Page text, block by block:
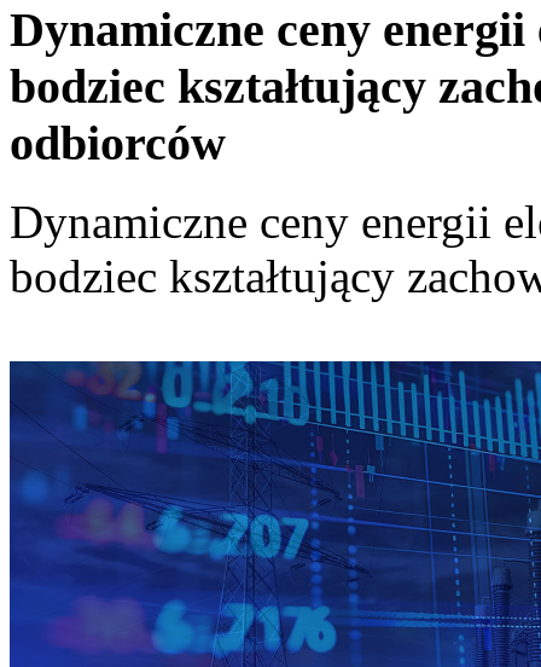
Dynamiczne ceny
bodziec kształtujący
odbiorców
Dynamiczne ceny energii
bodziec kształtujący